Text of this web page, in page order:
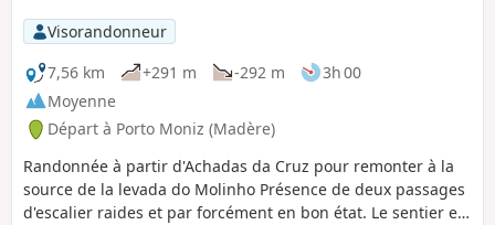
Visorandonneur
7,56 km
+291 m -292 m
3h 00
Moyenne
Départ à Porto Moniz (Madère)
Randonnée à partir d'Achadas da Cruz pour remonter à la
source de la levada do Molinho Présence de deux passages
d'escalier raides et par forcément en bon état. Le sentier est